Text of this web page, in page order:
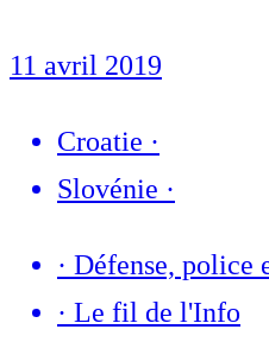
11 avril 2019
Croatie ·
Slovénie ·
· Défense, police
· Le fil de l'Info